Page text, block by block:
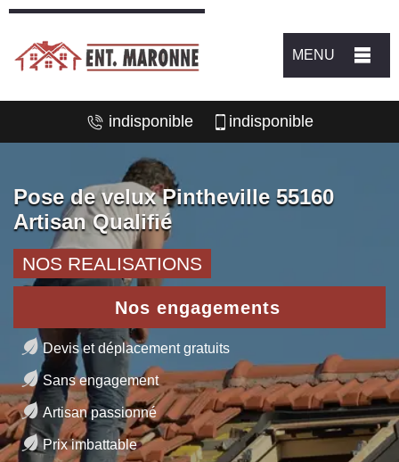
MENU
indisponible indisponible
Pose de velux Pintheville 55160
Artisan Qualifié
NOS REALISATIONS
Nos engagements
Devis et déplacement gratuits
Sans engagement
Artisan passionné
Prix imbattable